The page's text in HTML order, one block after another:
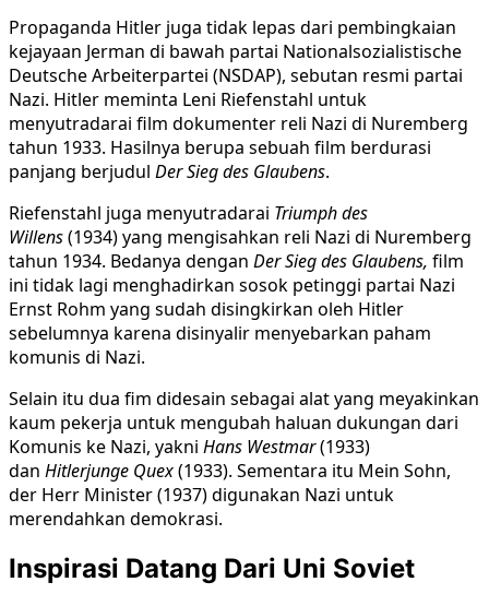
Propaganda Hitler juga tidak lepas dari pembingkaian
kejayaan Jerman di bawah partai Nationalsozialistische
Deutsche Arbeiterpartei (NSDAP), sebutan resmi partai
Nazi. Hitler meminta Leni Riefenstahl untuk
menyutradarai film dokumenter reli Nazi di Nuremberg
tahun 1933. Hasilnya berupa sebuah film berdurasi
panjang berjudul Der Sieg des Glaubens.
Riefenstahl juga menyutradarai Triumph des
Willens(1934) yang mengisahkan reli Nazi di Nuremberg
tahun 1934. Bedanya dengan Der Sieg des Glaubens, film
ini tidak lagi menghadirkan sosok petinggi partai Nazi
Ernst Rohm yang sudah disingkirkan oleh Hitler
sebelumnya karena disinyalir menyebarkan paham
komunis di Nazi.
Selain itu dua fim didesain sebagai alat yang meyakinkan
kaum pekerja untuk mengubah haluan dukungan dari
Komunis ke Nazi, yakni Hans Westmar(1933)
dan Hitlerjunge Quex(1933). Sementara itu Mein Sohn,
der Herr Minister (1937) digunakan Nazi untuk
merendahkan demokrasi.
Inspirasi Datang Dari Uni Soviet